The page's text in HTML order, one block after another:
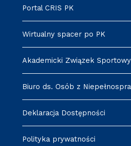
Portal CRIS PK
Wirtualny spacer po PK
Akademicki Związek Sportowy
Biuro ds. Osób z
Deklaracja Dostępności
Polityka prywatności